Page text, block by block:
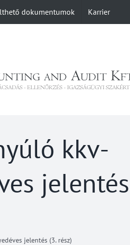
dokumentumok Karrier
kkv-
jelentés (3. rész)